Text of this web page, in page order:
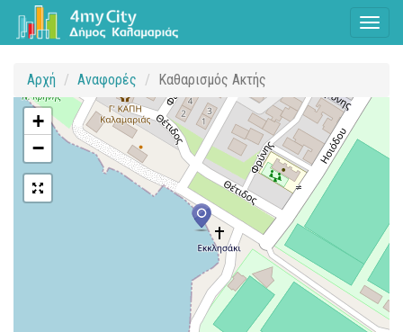
Αρχή Αναφορές Καθαρισμός Ακτής
+
−